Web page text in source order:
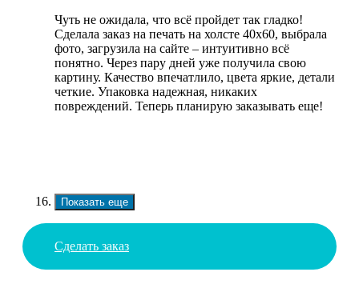
Чуть не ожидала, что всё пройдет так гладко!
Сделала заказ на печать на холсте 40х60, выбрала
фото, загрузила на сайте – интуитивно всё
понятно. Через пару дней уже получила свою
картину. Качество впечатлило, цвета яркие, детали
четкие. Упаковка надежная, никаких
повреждений. Теперь планирую заказывать еще!
Показать еще
Сделать заказ